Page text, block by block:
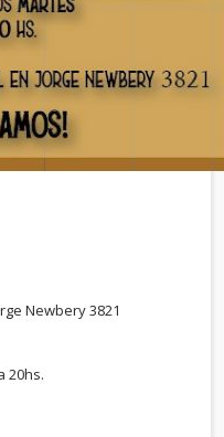
Newbery 3821
20hs.